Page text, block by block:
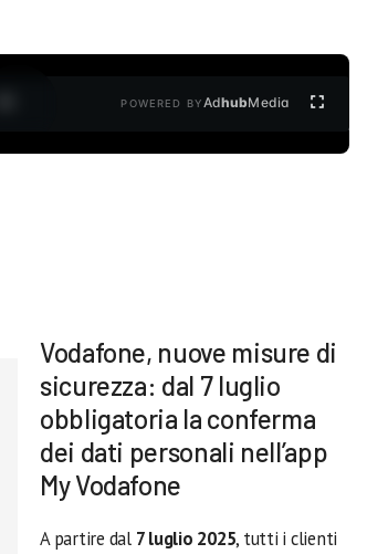
POWERED BYAdhubMedia
Vodafone, nuove misure di
sicurezza: dal 7 luglio
obbligatoria la conferma
dei dati personali nell’app
My Vodafone
A partire dal 7 luglio 2025, tutti i clienti